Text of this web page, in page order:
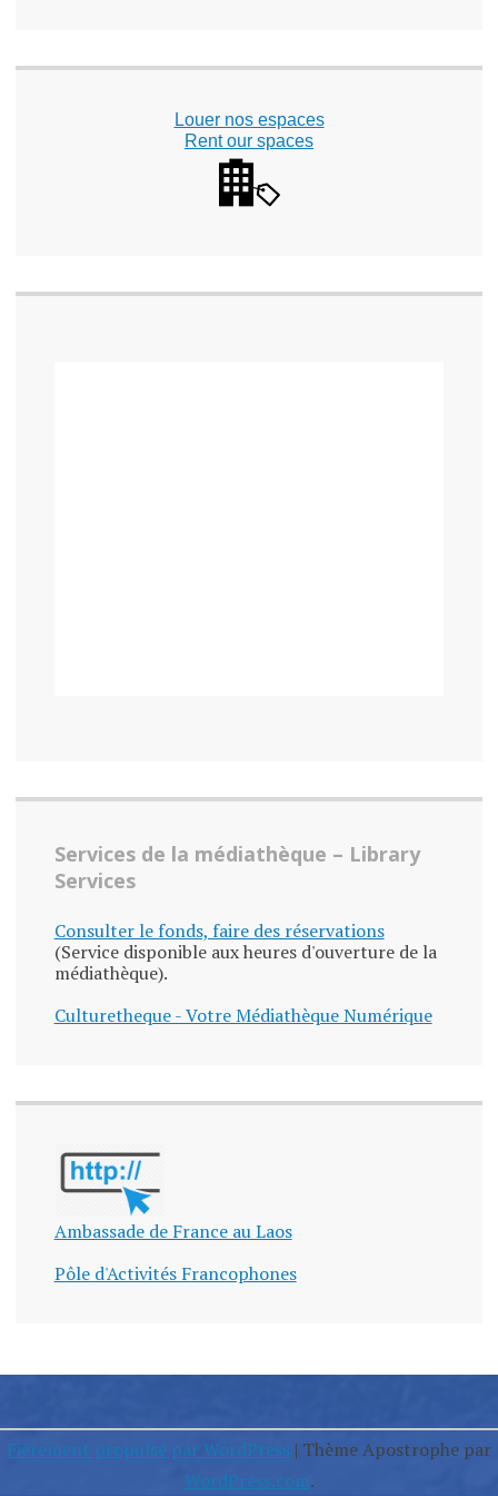
Louer nos espaces
Rent our spaces
Services de la médiathèque – Library
Services
Consulter le fonds, faire des réservations
(Service disponible aux heures d'ouverture de la
médiathèque).
Culturetheque - Votre Médiathèque Numérique
Ambassade de France au Laos
Pôle d'Activités Francophones
Fièrement propulsé par WordPress | Thème Apostrophe par
WordPress.com.